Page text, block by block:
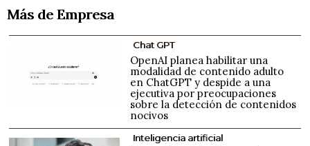
Más de Empresa
Chat GPT
OpenAI planea habilitar una
modalidad de contenido adulto
en ChatGPT y despide a una
ejecutiva por preocupaciones
sobre la detección de contenidos
nocivos
Inteligencia artificial